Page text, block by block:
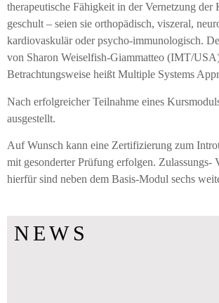
therapeutische Fähigkeit in der Vernetzung der
geschult – seien sie orthopädisch, viszeral,
kardiovaskulär oder psycho-immunologisch.
von Sharon Weiselfish-Giammatteo (IMT/
Betrachtungsweise heißt Multiple Systems
Nach erfolgreicher Teilnahme eines
ausgestellt.
Auf Wunsch kann eine Zertifizierung zum
mit gesonderter Prüfung erfolgen. Zulassungs-
hierfür sind neben dem Basis-Modul sechs
NEWS